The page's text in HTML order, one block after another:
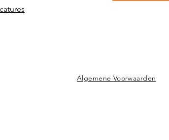
Algemene Voorwaarden